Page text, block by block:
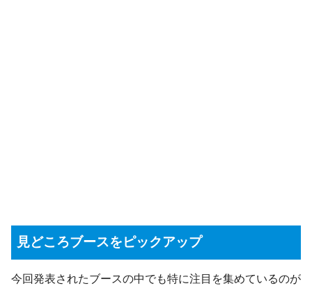
見どころブースをピックアップ
今回発表されたブースの中でも特に注目を集めているのが